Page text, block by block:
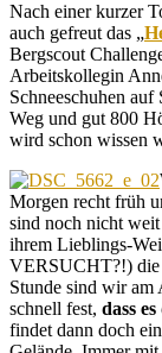
Nach einer kurzer
auch gefreut das „
Bergscout
Arbeitskollegin
Schneeschuhen
Weg und gut 800
wird schon wissen
Morgen recht früh
sind noch nicht
ihrem Lieblings-
VERSUCHT?!) die
Stunde sind wir am
schnell fest, dass
findet dann doch